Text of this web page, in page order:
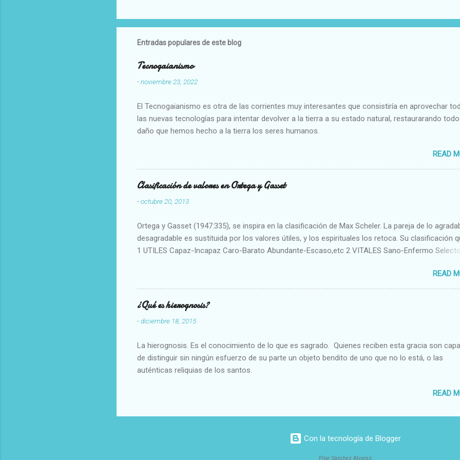
Entradas populares de este blog
Tecnogaianismo
-noviembre 23, 2022
El Tecnogaianismo es otra de las corrientes muy interesantes que consistiría en aprovechar
las nuevas tecnologías para intentar devolver a la tierra a su estado natural, restaurarando
daño que hemos hecho a la tierra los seres humanos.
READ
Clasificación de valores en Ortega y Gasset
-octubre 20, 2013
Ortega y Gasset (1947:335), se inspira en la clasificación de Max Scheler. La pareja de lo
desagradable es sustituida por los valores útiles, y los espirituales los retoca. Su clasificación
1 UTILES Capaz-Incapaz Caro-Barato Abundante-Escaso,etc 2 VITALES Sano-Enfermo
Aproximado Evidente-Probable,etc b) Morales Bueno-malo Bondadoso-malvado Justo-Injusto
Escrupuloso-Relajado Leal-Desleal,etc. d) Estéticos Bello-Feo Gracioso-Tosco Elegante-
Armonioso-Inarmonioso 4 RELIGIOSOS Santo-Pr...
READ
¿Qué es hierognosis?
-diciembre 18, 2015
La hierognosis. Es el conocimiento de lo que es sagrado. Quienes reciben esta gracia son
de distinguir sin ningún esfuerzo de su parte un objeto bendito de uno que no lo está, o las
auténticas reliquias de los santos.
READ
Con la tecnología de Blogger
Pilar Sánchez Alvarez